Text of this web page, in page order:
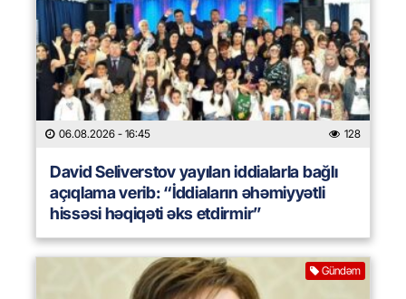
06.08.2026 - 16:45 128
David Seliverstov yayılan iddialarla bağlı
açıqlama verib: “İddiaların əhəmiyyətli
hissəsi həqiqəti əks etdirmir”
Gündəm